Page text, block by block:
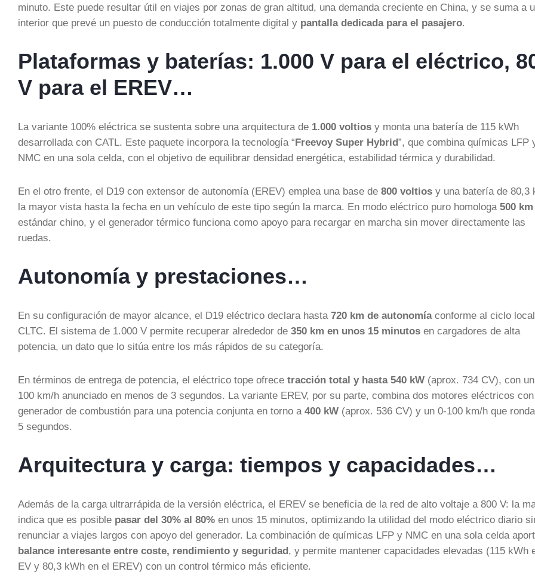
minuto. Este puede resultar útil en viajes por zonas de gran altitud, una demanda creciente en China, y se suma a
interior que prevé un puesto de conducción totalmente digital y pantalla dedicada para el pasajero.
Plataformas y baterías: 1.000 V para el eléctrico,
V para el EREV…
La variante 100% eléctrica se sustenta sobre una arquitectura de 1.000 voltios y monta una batería de 115 kWh
desarrollada con CATL. Este paquete incorpora la tecnología “Freevoy Super Hybrid”, que combina químicas LFP
NMC en una sola celda, con el objetivo de equilibrar densidad energética, estabilidad térmica y durabilidad.
En el otro frente, el D19 con extensor de autonomía (EREV) emplea una base de 800 voltios y una batería de 80,3
la mayor vista hasta la fecha en un vehículo de este tipo según la marca. En modo eléctrico puro homologa 500 km
estándar chino, y el generador térmico funciona como apoyo para recargar en marcha sin mover directamente las
ruedas.
Autonomía y prestaciones…
En su configuración de mayor alcance, el D19 eléctrico declara hasta 720 km de autonomíaconforme al ciclo local
CLTC. El sistema de 1.000 V permite recuperar alrededor de 350 km en unos 15 minutos en cargadores de alta
potencia, un dato que lo sitúa entre los más rápidos de su categoría.
En términos de entrega de potencia, el eléctrico tope ofrece tracción total y hasta 540 kW (aprox. 734 CV), con
100 km/h anunciado en menos de 3 segundos. La variante EREV, por su parte, combina dos motores eléctricos
generador de combustión para una potencia conjunta en torno a 400 kW (aprox. 536 CV) y un 0-100 km/h que
5 segundos.
Arquitectura y carga: tiempos y capacidades…
Además de la carga ultrarrápida de la versión eléctrica, el EREV se beneficia de la red de alto voltaje a 800 V: la
indica que es posible pasar del 30% al 80% en unos 15 minutos, optimizando la utilidad del modo eléctrico diario
renunciar a viajes largos con apoyo del generador. La combinación de químicas LFP y NMC en una sola celda
balance interesante entre coste, rendimiento y seguridad, y permite mantener capacidades elevadas (115 kWh
EV y 80,3 kWh en el EREV) con un control térmico más eficiente.